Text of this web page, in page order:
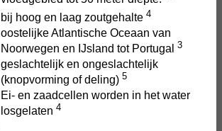
bij hoog en laag zoutgehalte 4
oostelijke Atlantische Oceaan van
Noorwegen en IJsland tot Portugal 3
geslachtelijk en ongeslachtelijk
(knopvorming of deling) 5
Ei- en zaadcellen worden in het water
losgelaten 4